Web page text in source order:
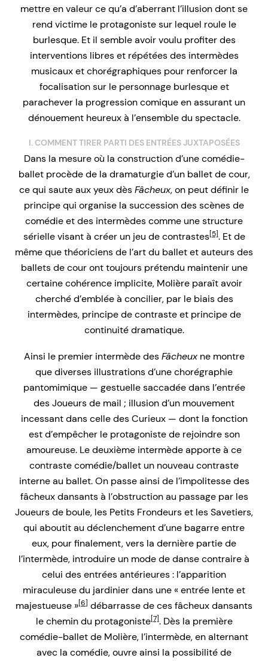
mettre en valeur ce qu’a d’aberrant l’illusion dont se
rend victime le protagoniste sur lequel roule le
burlesque. Et il semble avoir voulu profiter des
interventions libres et répétées des intermèdes
musicaux et chorégraphiques pour renforcer la
focalisation sur le personnage burlesque et
parachever la progression comique en assurant un
dénouement heureux à l’ensemble du spectacle.
I. COMMENT TIRER PARTI DES ENTRÉES JUXTAPOSÉES
Dans la mesure où la construction d’une comédie-
ballet procède de la dramaturgie d’un ballet de cour,
ce qui saute aux yeux dèsFâcheux, on peut définir le
principe qui organise la succession des scènes de
comédie et des intermèdes comme une structure
sérielle visant à créer un jeu de contrastes[5]. Et de
même que théoriciens de l’art du ballet et auteurs des
ballets de cour ont toujours prétendu maintenir une
certaine cohérence implicite, Molière paraît avoir
cherché d’emblée à concilier, par le biais des
intermèdes, principe de contraste et principe de
continuité dramatique.
Ainsi le premier intermède desFâcheuxne montre
que diverses illustrations d’une chorégraphie
pantomimique — gestuelle saccadée dans l’entrée
des Joueurs de mail ; illusion d’un mouvement
incessant dans celle des Curieux — dont la fonction
est d’empêcher le protagoniste de rejoindre son
amoureuse. Le deuxième intermède apporte à ce
contraste comédie/ballet un nouveau contraste
interne au ballet. On passe ainsi de l’impolitesse des
fâcheux dansants à l’obstruction au passage par les
Joueurs de boule, les Petits Frondeurs et les Savetiers,
qui aboutit au déclenchement d’une bagarre entre
eux, pour finalement, vers la dernière partie de
l’intermède, introduire un mode de danse contraire à
celui des entrées antérieures : l’apparition
miraculeuse du jardinier dans une « entrée lente et
majestueuse »[6] débarrasse de ces fâcheux dansants
le chemin du protagoniste[7]. Dès la première
comédie-ballet de Molière, l’intermède, en alternant
avec la comédie, ouvre ainsi la possibilité de